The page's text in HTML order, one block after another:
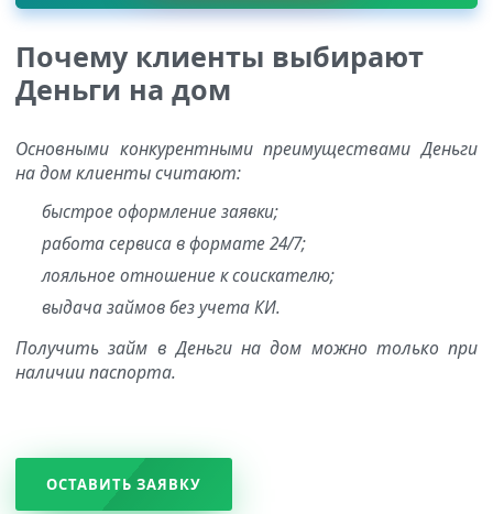
Почему клиенты выбирают
Деньги на дом
Основными конкурентными преимуществами Деньги
на дом клиенты считают:
быстрое оформление заявки;
работа сервиса в формате 24/7;
лояльное отношение к соискателю;
выдача займов без учета КИ.
Получить займ в Деньги на дом можно только при
наличии паспорта.
ОСТАВИТЬ ЗАЯВКУ